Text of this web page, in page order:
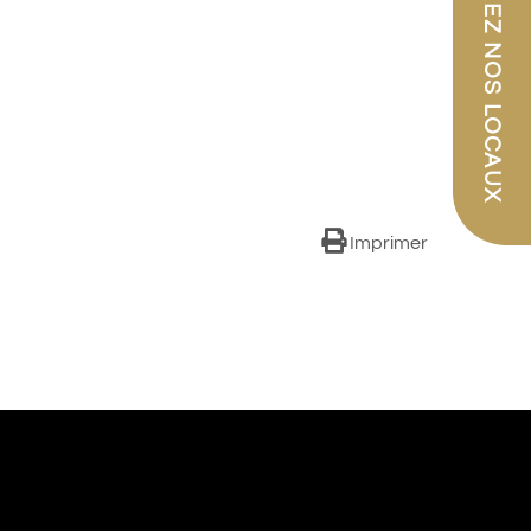
Imprimer